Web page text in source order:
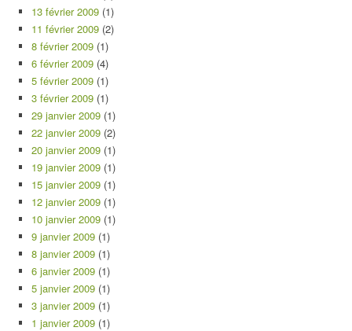
13 février 2009 (1)
11 février 2009 (2)
8 février 2009 (1)
6 février 2009 (4)
5 février 2009 (1)
3 février 2009 (1)
29 janvier 2009 (1)
22 janvier 2009 (2)
20 janvier 2009 (1)
19 janvier 2009 (1)
15 janvier 2009 (1)
12 janvier 2009 (1)
10 janvier 2009 (1)
9 janvier 2009 (1)
8 janvier 2009 (1)
6 janvier 2009 (1)
5 janvier 2009 (1)
3 janvier 2009 (1)
1 janvier 2009 (1)